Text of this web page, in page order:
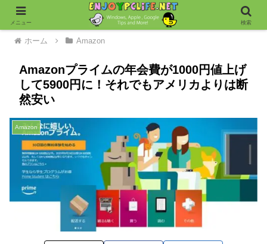
ホーム Amazon
Amazonプライムの年会費が1000円値上げ
して5900円に！それでもアメリカよりは断
然安い
Amazon
メニュー 検索